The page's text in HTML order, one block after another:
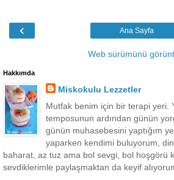
‹ Ana Sayfa
Web sürümünü
Hakkımda
Miskokulu Lezzetler
Mutfak benim için bir terapi yeri.
temposunun ardından günün
günün muhasebesini yaptığım
yaparken kendimi buluyorum,
baharat, az tuz ama bol sevgi, bol hoşgörü
sevdiklerimle paylaşmaktan da keyif